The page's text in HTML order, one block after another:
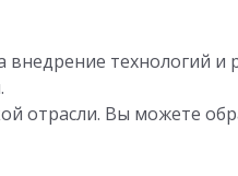
внедрение технологий
отрасли. Вы можете